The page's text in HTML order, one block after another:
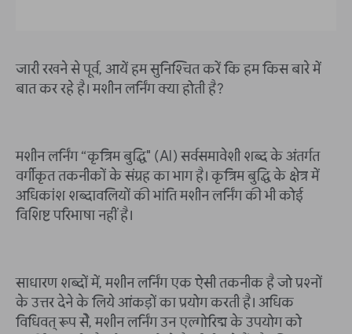
जारी रखने से पूर्व, आयें हम सुनिश्चित करें कि हम किस बारे में
बात कर रहे है। मशीन लर्निंग क्या होती है?
मशीन लर्निंग “कृत्रिम बुद्धि" (AI) सर्वसमावेशी शब्द के अंतर्गत
वर्गीकृत तकनीकों के संग्रह का भाग है। कृत्रिम बुद्धि के क्षेत्र में
अधिकांश शब्दावलियों की भांति मशीन लर्निंग की भी कोई
विशिष्ट परिभाषा नहीं है।
साधारण शब्दों में, मशीन लर्निंग एक ऐसी तकनीक है जो प्रश्नों
के उत्तर देने के लिये आंकड़ों का प्रयोग करती है। अधिक
विधिवत् रूप सेे, मशीन लर्निंग उन एल्गोरिद्म के उपयोग को